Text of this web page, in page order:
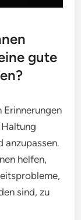
gute
Erinnerungen
anzupassen.
helfen,
sind, zu